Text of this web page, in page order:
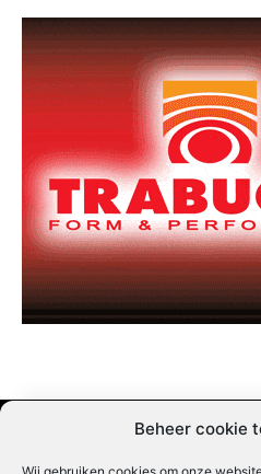
Beheer cookie